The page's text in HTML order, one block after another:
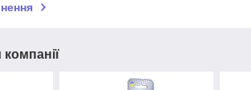
компанії